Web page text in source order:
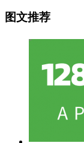
图文推荐